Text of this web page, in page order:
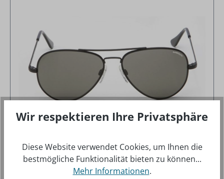
Randolph Concorde Größe 52 (klein) - schwarzer
Rahmen, Gläser grau, Golfbügel
Wir respektieren Ihre Privatsphäre
Diese Website verwendet Cookies, um Ihnen die
bestmögliche Funktionalität bieten zu können...
Mehr Informationen.